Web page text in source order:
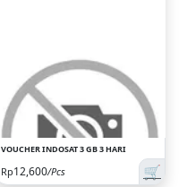
VOUCHER INDOSAT 3 GB 3 HARI
Rp12,600/Pcs 🛒